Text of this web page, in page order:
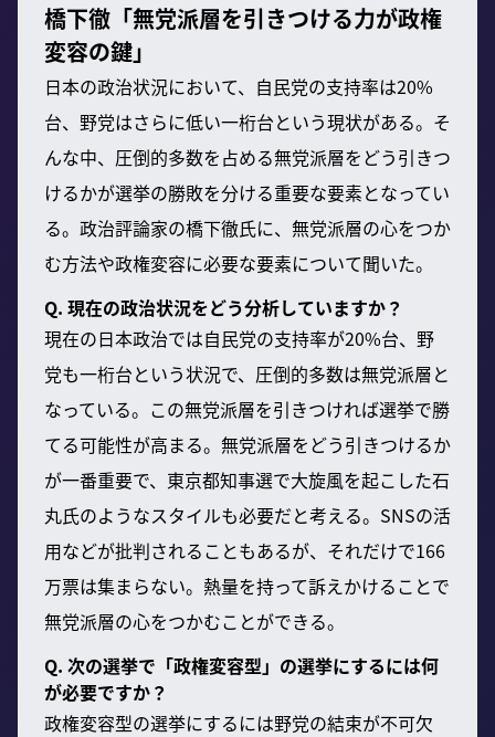
橋下徹「無党派層を引きつける力が政権
変容の鍵」
日本の政治状況において、自民党の支持率は20%
台、野党はさらに低い一桁台という現状がある。そ
んな中、圧倒的多数を占める無党派層をどう引きつ
けるかが選挙の勝敗を分ける重要な要素となってい
る。政治評論家の橋下徹氏に、無党派層の心をつか
む方法や政権変容に必要な要素について聞いた。
Q. 現在の政治状況をどう分析していますか？
現在の日本政治では自民党の支持率が20%台、野
党も一桁台という状況で、圧倒的多数は無党派層と
なっている。この無党派層を引きつければ選挙で勝
てる可能性が高まる。無党派層をどう引きつけるか
が一番重要で、東京都知事選で大旋風を起こした石
丸氏のようなスタイルも必要だと考える。SNSの活
用などが批判されることもあるが、それだけで166
万票は集まらない。熱量を持って訴えかけることで
無党派層の心をつかむことができる。
Q. 次の選挙で「政権変容型」の選挙にするには何
が必要ですか？
政権変容型の選挙にするには野党の結束が不可欠